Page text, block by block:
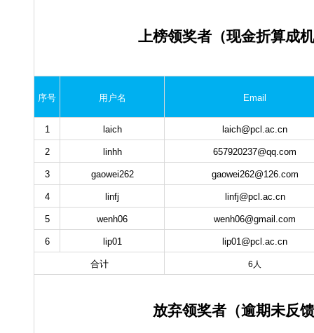
上榜领奖者（现金折算成
序号 用户名 Email
1 laich laich@pcl.ac.cn
2 linhh 657920237@qq.com
3 gaowei262 gaowei262@126.com
4 linfj linfj@pcl.ac.cn
5 wenh06 wenh06@gmail.com
6 lip01 lip01@pcl.ac.cn
合计 6人
放弃领奖者（逾期未反